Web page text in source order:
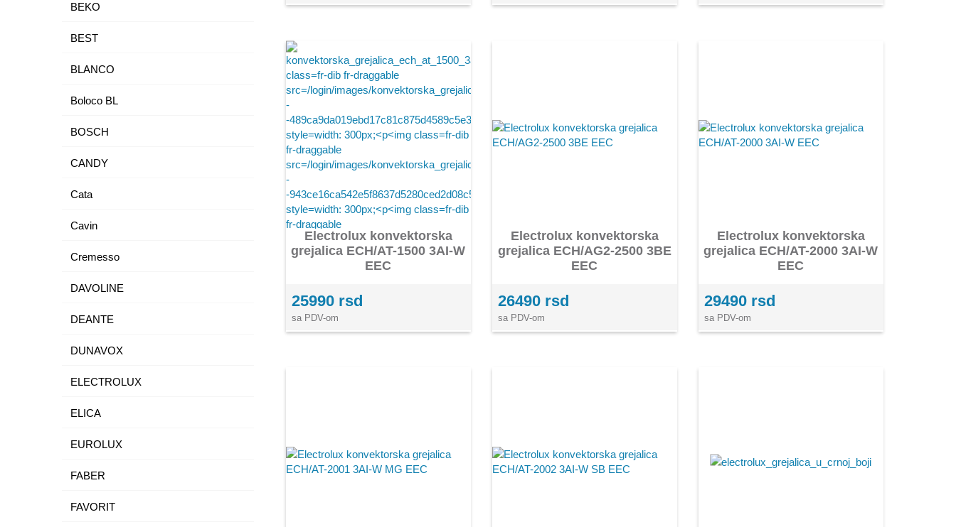
BEKO
BEST
BLANCO
Boloco BL
BOSCH
CANDY
Cata
Cavin
Cremesso
DAVOLINE
DEANTE
DUNAVOX
ELECTROLUX
ELICA
EUROLUX
FABER
FAVORIT
Electrolux konvektorska
grejalica ECH/AT-1500 3AI-W
EEC
25990 rsd
sa PDV-om
Electrolux konvektorska
grejalica ECH/AG2-2500 3BE
EEC
26490 rsd
sa PDV-om
Electrolux konvektorska
grejalica ECH/AT-2000 3AI-W
EEC
29490 rsd
sa PDV-om